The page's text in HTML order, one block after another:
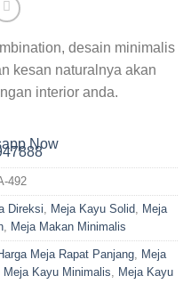
desain minimalis
kesan naturalnya akan
interior anda.
Now
492
Direksi Meja Kayu Solid
Meja
, Meja Makan Minimalis
Meja Rapat Panjang,
Meja
Meja Kayu Minimalis
Meja Kayu